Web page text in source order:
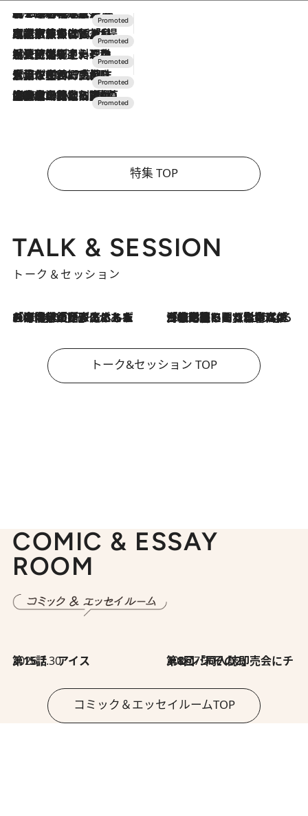
2026.8.7
【トンボの足水浴】ヒノキの香りに包まれて涼感マックス！約13℃の湧水かけ流しを避暑地「星野温泉 トンボの湯」で体験
2026.7.31
【ホテル帰省】という選択肢をOMOが提案。家族とほどよい距離を保つには「昼は実家、夜は気兼ねなくホテルで！」
2026.7.24
【夏限定ディナーコース】旬を迎える稚鮎や花ズッキーニなどをイタリア・トスカーナの郷土料理の手法で満喫！
2026.7.17
「土佐和ハーブかき氷」がOMO7高知に登場！生姜、山椒、大葉など目にも舌にも涼を呼ぶ郷土の味
2026.7.10
NEW OPEN！【界 草津】名湯の地に誕生。趣の異なる2種の温泉と上州ならではの会席・蕎麦割烹など美食を味わう究極の癒やし旅
特集 TOP
TALK & SESSION
トーク＆セッション
2026.8.3
「今後値上げがあるとすれば…」「リスクがあるのは今年の冬」エネルギー専門家が語る、ホルムズ海峡封鎖が家庭にもたらす“ある心配” 2026.8.3
「住宅建てられない…」「サーチャージ料の高値が続いている」ホルムズ海峡封鎖による影響はいつまで続く？《エネルギー専門家に聞く“どうなる日本の暮らし”》
トーク&セッション TOP
COMIC & ESSAY
ROOM
2026.7.30
第15話 アイス 2026.7.30
第8回「同人誌即売会にチャレンジ その2」
コミック＆エッセイルームTOP